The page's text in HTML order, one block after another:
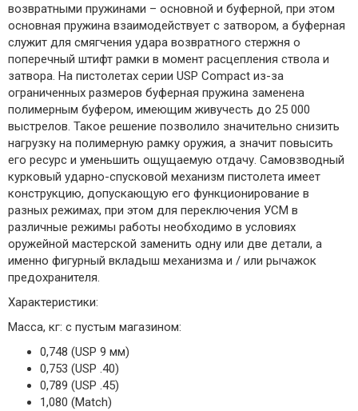
возвратными пружинами – основной и буферной, при этом
основная пружина взаимодействует с затвором, а буферная
служит для смягчения удара возвратного стержня о
поперечный штифт рамки в момент расцепления ствола и
затвора. На пистолетах серии USP Compact из-за
ограниченных размеров буферная пружина заменена
полимерным буфером, имеющим живучесть до 25 000
выстрелов. Такое решение позволило значительно снизить
нагрузку на полимерную рамку оружия, а значит повысить
его ресурс и уменьшить ощущаемую отдачу. Самовзводный
курковый ударно-спусковой механизм пистолета имеет
конструкцию, допускающую его функционирование в
разных режимах, при этом для переключения УСМ в
различные режимы работы необходимо в условиях
оружейной мастерской заменить одну или две детали, а
именно фигурный вкладыш механизма и / или рычажок
предохранителя.
Характеристики:
Масса, кг: с пустым магазином:
0,748 (USP 9 мм)
0,753 (USP .40)
0,789 (USP .45)
1,080 (Match)